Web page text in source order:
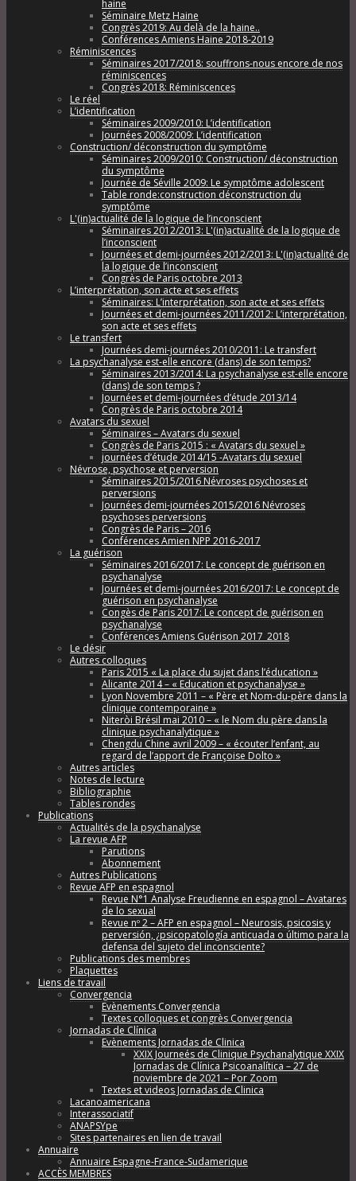
haine
Séminaire Metz Haine
Congrès 2019: Au delà de la haine..
Conférences Amiens Haine 2018-2019
Réminiscences
Séminaires 2017/2018: souffrons-nous encore de nos
réminiscences
Congrès 2018: Réminiscences
Le réel
L’identification
Séminaires 2009/2010: L’identification
Journées 2008/2009: L’identification
Construction/ déconstruction du symptôme
Séminaires 2009/2010: Construction/ déconstruction
du symptôme
Journée de Séville 2009: Le symptôme adolescent
Table ronde:construction déconstruction du
symptôme
L'(in)actualité de la logique de l’inconscient
Séminaires 2012/2013: L'(in)actualité de la logique de
l’inconscient
Journées et demi-journées 2012/2013: L'(in)actualité de
la logique de l’inconscient
Congrès de Paris octobre 2013
L’interprétation, son acte et ses effets
Séminaires: L’interprétation, son acte et ses effets
Journées et demi-journées 2011/2012: L’interprétation,
son acte et ses effets
Le transfert
Journées demi-journées 2010/2011: Le transfert
La psychanalyse est-elle encore (dans) de son temps?
Séminaires 2013/2014: La psychanalyse est-elle encore
(dans) de son temps ?
Journées et demi-journées d’étude 2013/14
Congrès de Paris octobre 2014
Avatars du sexuel
Séminaires – Avatars du sexuel
Congrès de Paris 2015 : « Avatars du sexuel »
journées d’étude 2014/15 -Avatars du sexuel
Névrose, psychose et perversion
Séminaires 2015/2016 Névroses psychoses et
perversions
Journées demi-journées 2015/2016 Névroses
psychoses perversions
Congrès de Paris – 2016
Conférences Amien NPP 2016-2017
La guérison
Séminaires 2016/2017: Le concept de guérison en
psychanalyse
Journées et demi-journées 2016/2017: Le concept de
guérison en psychanalyse
Congès de Paris 2017: Le concept de guérison en
psychanalyse
Conférences Amiens Guérison 2017_2018
Le désir
Autres colloques
Paris 2015 « La place du sujet dans l’éducation »
Alicante 2014 – « Education et psychanalyse »
Lyon Novembre 2011 – « Père et Nom-du-père dans la
clinique contemporaine »
Niteròi Brésil mai 2010 – « le Nom du père dans la
clinique psychanalytique »
Chengdu Chine avril 2009 – « écouter l’enfant, au
regard de l’apport de Françoise Dolto »
Autres articles
Notes de lecture
Bibliographie
Tables rondes
Publications
Actualités de la psychanalyse
La revue AFP
Parutions
Abonnement
Autres Publications
Revue AFP en espagnol
Revue N°1 Analyse Freudienne en espagnol – Avatares
de lo sexual
Revue nº 2 – AFP en espagnol – Neurosis, psicosis y
perversión, ¿psicopatología anticuada o último para la
defensa del sujeto del inconsciente?
Publications des membres
Plaquettes
Liens de travail
Convergencia
Evènements Convergencia
Textes colloques et congrès Convergencia
Jornadas de Clínica
Evènements Jornadas de Clinica
XXIX Journeés de Clinique Psychanalytique XXIX
Jornadas de Clínica Psicoanalítica – 27 de
noviembre de 2021 – Por Zoom
Textes et videos Jornadas de Clinica
Lacanoamericana
Interassociatif
ANAPSYpe
Sites partenaires en lien de travail
Annuaire
Annuaire Espagne-France-Sudamerique
ACCÈS MEMBRES